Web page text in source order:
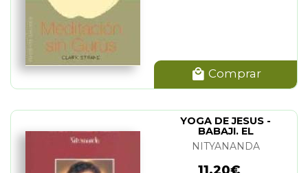
Comprar
YOGA DE JESUS -
BABAJI. EL
NITYANANDA